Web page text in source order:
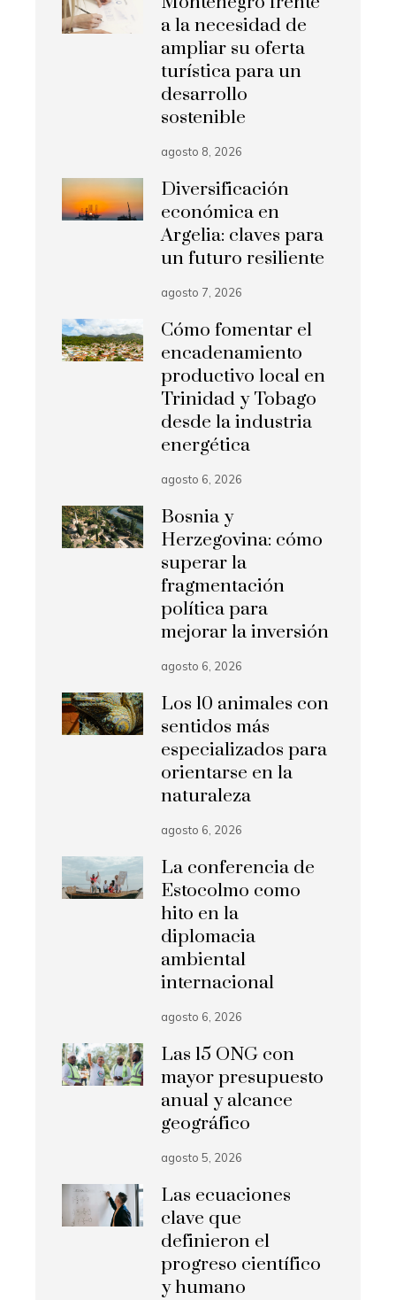
a la necesidad de
ampliar su oferta
turística para un
desarrollo
sostenible
agosto 8, 2026
Diversificación
económica en
Argelia: claves para
un futuro resiliente
agosto 7, 2026
Cómo fomentar el
encadenamiento
productivo local en
Trinidad y Tobago
desde la industria
energética
agosto 6, 2026
Bosnia y
Herzegovina: cómo
superar la
fragmentación
política para
mejorar la inversión
agosto 6, 2026
Los 10 animales con
sentidos más
especializados para
orientarse en la
naturaleza
agosto 6, 2026
La conferencia de
Estocolmo como
hito en la
diplomacia
ambiental
internacional
agosto 6, 2026
Las 15 ONG con
mayor presupuesto
anual y alcance
geográfico
agosto 5, 2026
Las ecuaciones
clave que
definieron el
progreso científico
y humano